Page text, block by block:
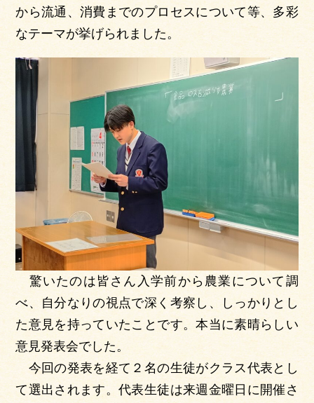
から流通、消費までのプロセスについて等、多彩
なテーマが挙げられました。
驚いたのは皆さん入学前から農業について調
べ、自分なりの視点で深く考察し、しっかりとし
た意見を持っていたことです。本当に素晴らしい
意見発表会でした。
今回の発表を経て２名の生徒がクラス代表とし
て選出されます。代表生徒は来週金曜日に開催さ